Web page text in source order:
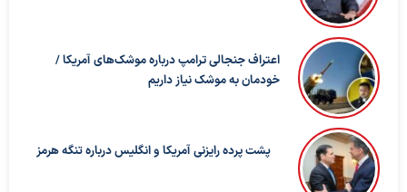
اعتراف جنجالی ترامپ درباره موشک‌های آمریکا /
خودمان به موشک نیاز داریم
پشت پرده رایزنی آمریکا و انگلیس درباره تنگه هرمز